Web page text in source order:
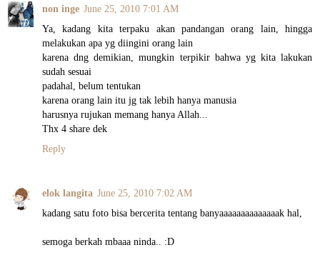
non inge June 25, 2010 7:01 AM
Ya, kadang kita terpaku akan pandangan orang lain, hingga
melakukan apa yg diingini orang lain
karena dng demikian, mungkin terpikir bahwa yg kita lakukan
sudah sesuai
padahal, belum tentukan
karena orang lain itu jg tak lebih hanya manusia
harusnya rujukan memang hanya Allah...
Thx 4 share dek
Reply
elok langita June 25, 2010 7:02 AM
kadang satu foto bisa bercerita tentang banyaaaaaaaaaaaaaak hal,
semoga berkah mbaaa ninda.. :D